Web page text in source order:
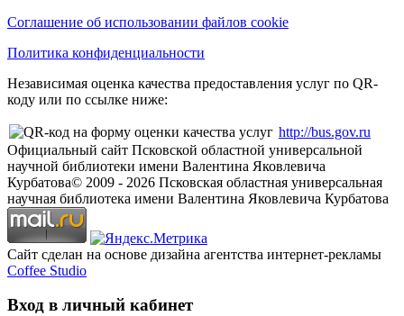
Соглашение об использовании файлов cookie
Политика конфиденциальности
Независимая оценка качества предоставления услуг по QR-
коду или по ссылке ниже:
http://bus.gov.ru
Официальный сайт Псковской областной универсальной
научной библиотеки имени Валентина Яковлевича
Курбатова© 2009 - 2026 Псковская областная универсальная
научная библиотека имени Валентина Яковлевича Курбатова
Сайт сделан на основе дизайна агентства интернет-рекламы
Coffee Studio
Вход в личный кабинет